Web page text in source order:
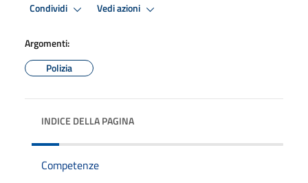
Condividi Vedi azioni
Argomenti:
Polizia
INDICE DELLA PAGINA
Competenze